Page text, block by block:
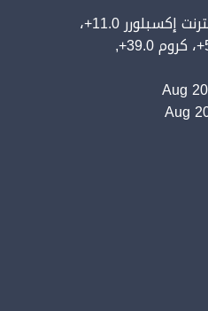
يفضل استخدام متصفحات الإنترنت إكسبلورر 11.0+،